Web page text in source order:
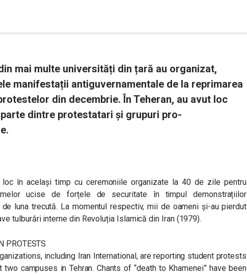
mai multe universități din țară au organizat,
manifestații antiguvernamentale de la reprimarea
din decembrie. În Teheran, au avut loc
dintre protestatari și grupuri pro-
în același timp cu ceremoniile organizate la 40 de zile pentru
ucise de forțele de securitate în timpul demonstrațiilor
de luna trecută. La momentul respectiv, mii de oameni și-au pierdut
tulburări interne din Revoluția Islamică din Iran (1979).
PROTESTS
including Iran International, are reporting student protests
campuses in Tehran. Chants of “death to Khamenei” have been